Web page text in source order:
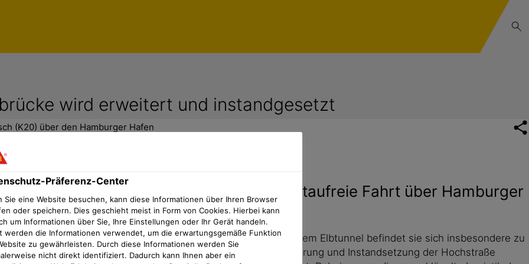
wird erweitert und instandgesetzt
(K20) über den Hamburger Hafen
von Sika ermöglichen demnächst staufreie Fahrt über Hamburger
Deutschlands, sogar Europas. Im Süden Hamburgs vor dem Elbtunnel befindet sie sich insbesondere zu
seit Jahren am Rande der Belastungsgrenze. Mit der Erweiterung und Instandsetzung der Hochstraße
Präferenz-Center
Sie eine Website besuchen, kann diese Informationen über Ihren Browser
oder speichern. Dies geschieht meist in Form von Cookies. Hierbei kann
um Informationen über Sie, Ihre Einstellungen oder Ihr Gerät handeln.
werden die Informationen verwendet, um die erwartungsgemäße Funktion
zu gewährleisten. Durch diese Informationen werden Sie
nicht direkt identifiziert. Dadurch kann Ihnen aber ein